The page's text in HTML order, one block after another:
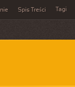
Spis Treści Tagi